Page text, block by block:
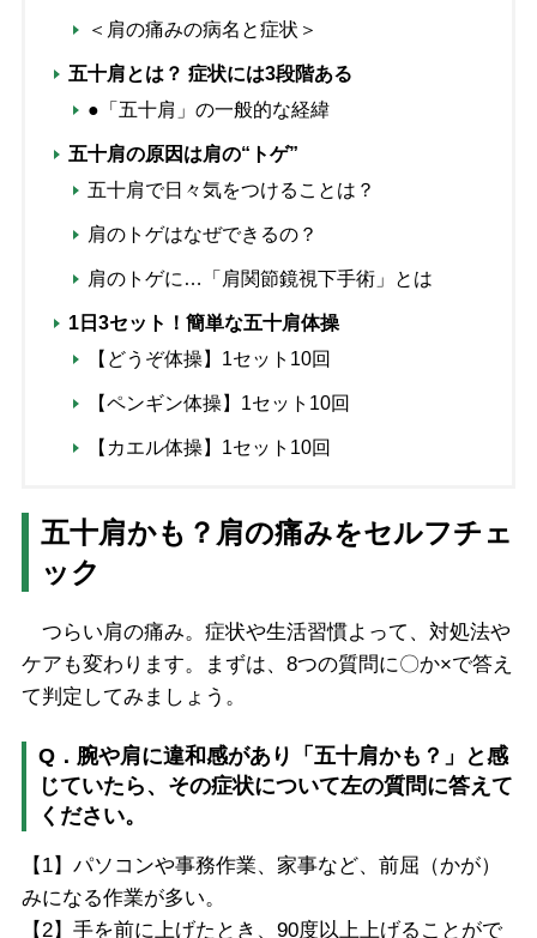
＜肩の痛みの病名と症状＞
五十肩とは？ 症状には3段階ある
●「五十肩」の一般的な経緯
五十肩の原因は肩の“トゲ”
五十肩で日々気をつけることは？
肩のトゲはなぜできるの？
肩のトゲに…「肩関節鏡視下手術」とは
1日3セット！簡単な五十肩体操
【どうぞ体操】1セット10回
【ペンギン体操】1セット10回
【カエル体操】1セット10回
五十肩かも？肩の痛みをセルフチェ
ック
つらい肩の痛み。症状や生活習慣よって、対処法や
ケアも変わります。まずは、8つの質問に〇か×で答え
て判定してみましょう。
Q．腕や肩に違和感があり「五十肩かも？」と感
じていたら、その症状について左の質問に答えて
ください。
【1】パソコンや事務作業、家事など、前屈（かが）
みになる作業が多い。
【2】手を前に上げたとき、90度以上上げることがで